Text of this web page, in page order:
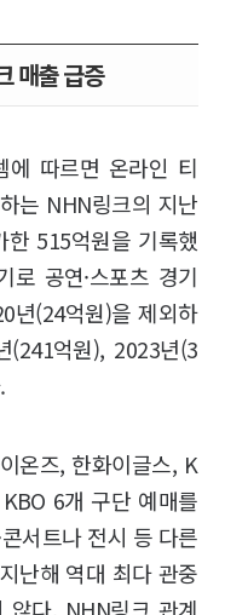
매출 급증
에 따르면 온라인 티
는 NHN링크의 지난
515억원을 기록했
공연·스포츠 경기
년(24억원)을 제외하
(241억원), 2023년(3
온즈, 한화이글스, K
6개 구단 예매를
서트나 전시 등 다른
난해 역대 최다 관중
않다. NHN링크 관계